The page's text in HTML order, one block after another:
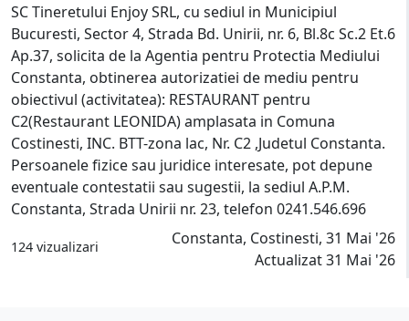
SC Tineretului Enjoy SRL, cu sediul in Municipiul
Bucuresti, Sector 4, Strada Bd. Unirii, nr. 6, Bl.8c Sc.2 Et.6
Ap.37, solicita de la Agentia pentru Protectia Mediului
Constanta, obtinerea autorizatiei de mediu pentru
obiectivul (activitatea): RESTAURANT pentru
C2(Restaurant LEONIDA) amplasata in Comuna
Costinesti, INC. BTT-zona lac, Nr. C2 ,Judetul Constanta.
Persoanele fizice sau juridice interesate, pot depune
eventuale contestatii sau sugestii, la sediul A.P.M.
Constanta, Strada Unirii nr. 23, telefon 0241.546.696
124 vizualizari
Constanta, Costinesti, 31 Mai '26
Actualizat 31 Mai '26